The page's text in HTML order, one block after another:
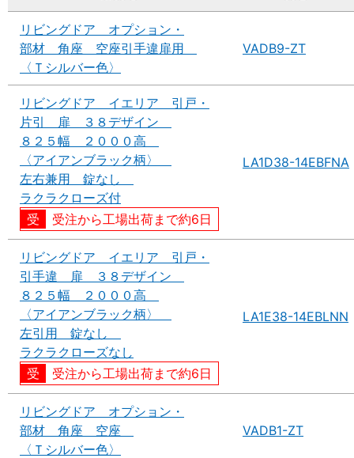
リビングドア オプション・
部材 角座 空座引手違扉用
〈Ｔシルバー色〉
VADB9-ZT
リビングドア イエリア 引戸・
片引 扉 ３８デザイン
８２５幅 ２０００高
〈アイアンブラック柄〉
左右兼用 錠なし
ラクラクローズ付
受注から工場出荷まで約6日
LA1D38-14EBFNA
リビングドア イエリア 引戸・
引手違 扉 ３８デザイン
８２５幅 ２０００高
〈アイアンブラック柄〉
左引用 錠なし
ラクラクローズなし
受注から工場出荷まで約6日
LA1E38-14EBLNN
リビングドア オプション・
部材 角座 空座
〈Ｔシルバー色〉
VADB1-ZT